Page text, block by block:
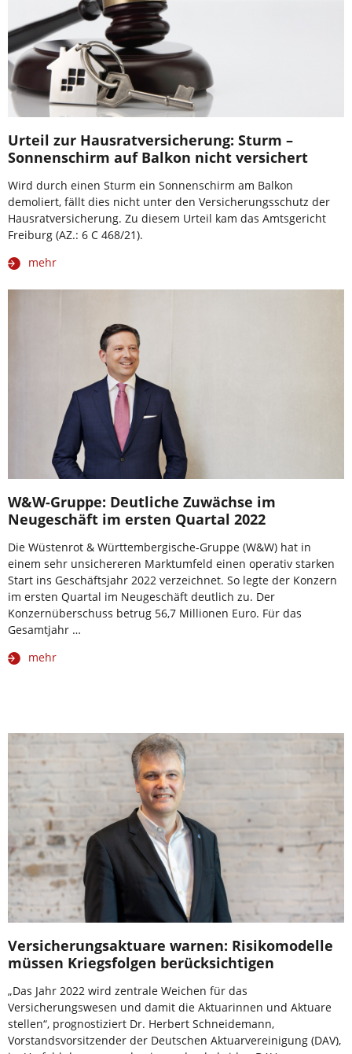
Urteil zur Hausratversicherung: Sturm –
Sonnenschirm auf Balkon nicht versichert
Wird durch einen Sturm ein Sonnenschirm am Balkon
demoliert, fällt dies nicht unter den Versicherungsschutz der
Hausratversicherung. Zu diesem Urteil kam das Amtsgericht
Freiburg (AZ.: 6 C 468/21).
mehr
W&W-Gruppe: Deutliche Zuwächse im
Neugeschäft im ersten Quartal 2022
Die Wüstenrot & Württembergische-Gruppe (W&W) hat in
einem sehr unsichereren Marktumfeld einen operativ starken
Start ins Geschäftsjahr 2022 verzeichnet. So legte der Konzern
im ersten Quartal im Neugeschäft deutlich zu. Der
Konzernüberschuss betrug 56,7 Millionen Euro. Für das
Gesamtjahr …
mehr
Versicherungsaktuare warnen: Risikomodelle
müssen Kriegsfolgen berücksichtigen
„Das Jahr 2022 wird zentrale Weichen für das
Versicherungswesen und damit die Aktuarinnen und Aktuare
stellen“, prognostiziert Dr. Herbert Schneidemann,
Vorstandsvorsitzender der Deutschen Aktuarvereinigung (DAV),